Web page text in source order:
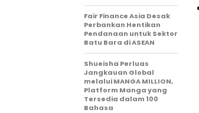
Fair Finance Asia Desak
Perbankan Hentikan
Pendanaan untuk Sektor
Batu Bara di ASEAN
Shueisha Perluas
Jangkauan Global
melalui MANGA MILLION,
Platform Manga yang
Tersedia dalam 100
Bahasa